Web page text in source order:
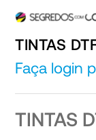
TINTAS
Faça login
TINTAS